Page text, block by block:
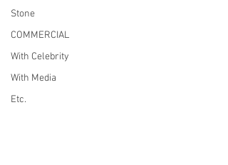
Stone
COMMERCIAL
With Celebrity
With Media
Etc.